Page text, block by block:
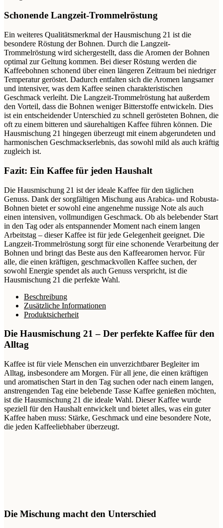
Schonende Langzeit-Trommelröstung
Ein weiteres Qualitätsmerkmal der Hausmischung 21 ist die
besondere Röstung der Bohnen. Durch die Langzeit-
Trommelröstung wird sichergestellt, dass die Aromen der Bohnen
optimal zur Geltung kommen. Bei dieser Röstung werden die
Kaffeebohnen schonend über einen längeren Zeitraum bei niedriger
Temperatur geröstet. Dadurch entfalten sich die Aromen langsamer
und intensiver, was dem Kaffee seinen charakteristischen
Geschmack verleiht. Die Langzeit-Trommelröstung hat außerdem
den Vorteil, dass die Bohnen weniger Bitterstoffe entwickeln. Dies
ist ein entscheidender Unterschied zu schnell gerösteten Bohnen, die
oft zu einem bitteren und säurehaltigen Kaffee führen können. Die
Hausmischung 21 hingegen überzeugt mit einem abgerundeten und
harmonischen Geschmackserlebnis, das sowohl mild als auch kräftig
zugleich ist.
Fazit: Ein Kaffee für jeden Haushalt
Die Hausmischung 21 ist der ideale Kaffee für den täglichen
Genuss. Dank der sorgfältigen Mischung aus Arabica- und Robusta-
Bohnen bietet er sowohl eine angenehme nussige Note als auch
einen intensiven, vollmundigen Geschmack. Ob als belebender Start
in den Tag oder als entspannender Moment nach einem langen
Arbeitstag – dieser Kaffee ist für jede Gelegenheit geeignet. Die
Langzeit-Trommelröstung sorgt für eine schonende Verarbeitung der
Bohnen und bringt das Beste aus den Kaffeearomen hervor. Für
alle, die einen kräftigen, geschmackvollen Kaffee suchen, der
sowohl Energie spendet als auch Genuss verspricht, ist die
Hausmischung 21 die perfekte Wahl.
Beschreibung
Zusätzliche Informationen
Produktsicherheit
Die Hausmischung 21 – Der perfekte Kaffee für den
Alltag
Kaffee ist für viele Menschen ein unverzichtbarer Begleiter im
Alltag, insbesondere am Morgen. Für all jene, die einen kräftigen
und aromatischen Start in den Tag suchen oder nach einem langen,
anstrengenden Tag eine belebende Tasse Kaffee genießen möchten,
ist die Hausmischung 21 die ideale Wahl. Dieser Kaffee wurde
speziell für den Haushalt entwickelt und bietet alles, was ein guter
Kaffee haben muss: Stärke, Geschmack und eine besondere Note,
die jeden Kaffeeliebhaber überzeugt.
Die Mischung macht den Unterschied